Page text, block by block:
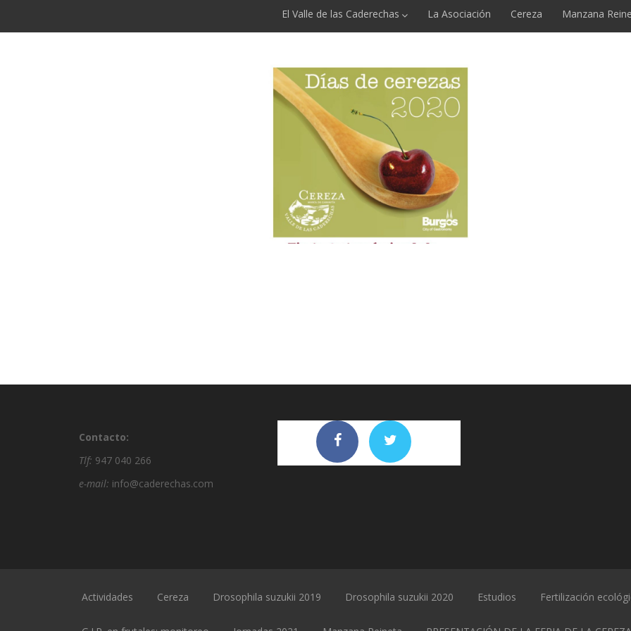
El Valle de las Caderechas La Asociación Cereza Manzana
Contacto:
Tlf: 947 040 266
e-mail: info@caderechas.com
Actividades Cereza Drosophila suzukii 2019 Drosophila suzukii 2020 Estudios Fertilización